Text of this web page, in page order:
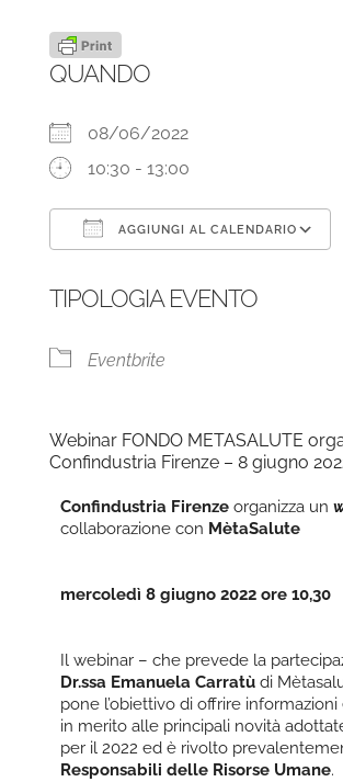
QUANDO
08/06/2022
10:30 - 13:00
AGGIUNGI AL CALENDARIO
TIPOLOGIA EVENTO
Eventbrite
Webinar FONDO METASALUTE
Confindustria Firenze – 8 giugno
Confindustria Firenze organizza un
collaborazione con MètaSalute
mercoledì 8 giugno 2022 ore 10,30
Il webinar – che prevede la
Dr.ssa Emanuela Carratùdi
pone l’obiettivo di offrire
in merito alle principali novità
per il 2022 ed è rivolto
Responsabili delle Risorse Umane.